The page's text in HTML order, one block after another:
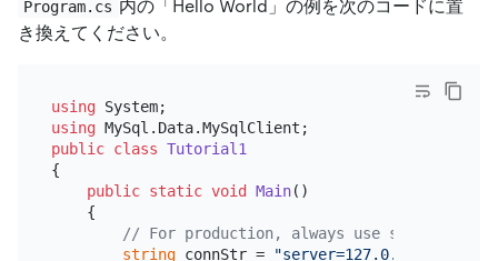
Program.cs 内の「Hello World」の例を次のコードに置
き換えてください。
using
using
public class Tutorial1
{
public static void Main()
    {
// For production, always use strong,
string connStr =